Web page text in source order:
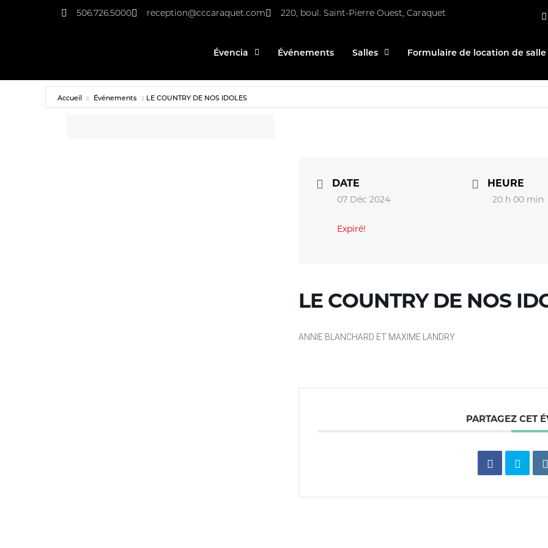
506.726.5000 reception@cccaraquet.com 220, boul. Saint-Pierre Ouest, Caraquet
Évencia Événements Salles Formulaire de location de salle
Accueil Événements LE COUNTRY DE NOS IDOLES
DATE
07 Déc 2024
Expiré!
HEURE
20 h 00 min
LE COUNTRY DE NOS
ANNIE BLANCHARD ET MAXIME LANDRY
PARTAGEZ CET